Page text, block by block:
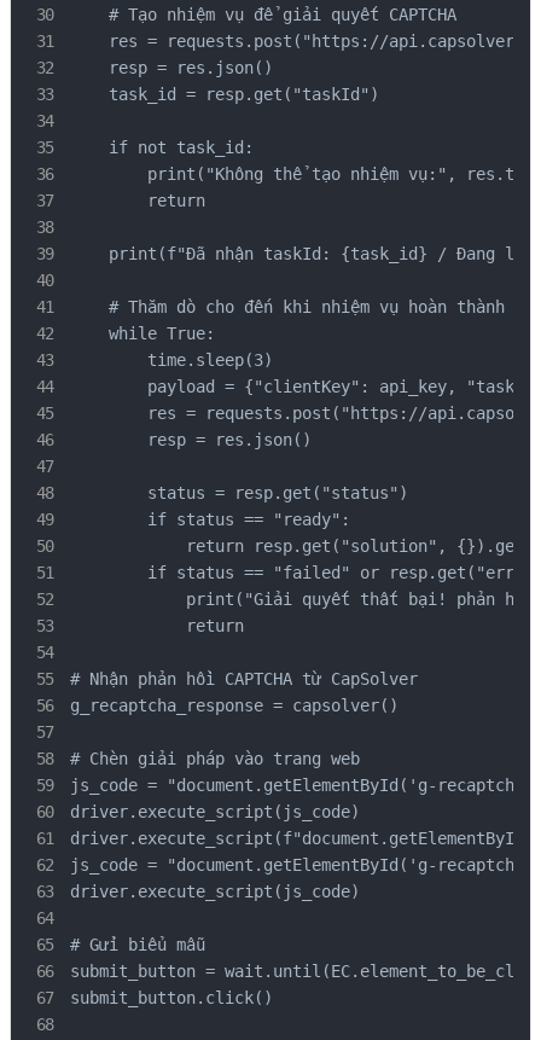
    # Tạo nhiệm vụ để giải quyết CAPTCHA
res = requests.post("https://
    resp = res.json()
    task_id = resp.get("taskId")
    if not task_id:
print("Không thể tạo nhiệm vụ:",
        return
print(f"Đã nhận taskId: {task_id} / Đang lấy
    # Thăm dò cho đến khi nhiệm vụ hoàn thành
    while True:
        time.sleep(3)
payload = {"clientKey": api_key,
res = requests.post("https://
        resp = res.json()
        status = resp.get("status")
        if status == "ready":
return resp.get("solution",
if status == "failed" or
print("Giải quyết thất bại! phản
            return
# Nhận phản hồi CAPTCHA từ CapSolver
g_recaptcha_response = capsolver()
# Chèn giải pháp vào trang web
js_code = "document.getElementById('g-
driver.execute_script(js_code)
js_code = "document.getElementById('g-
driver.execute_script(js_code)
# Gửi biểu mẫu
submit_button =
submit_button.click()